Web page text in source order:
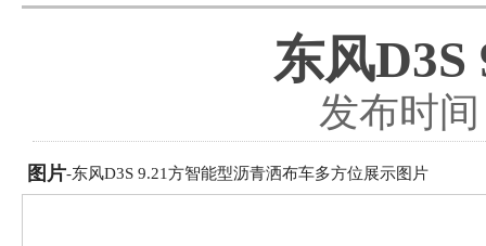
东风
发布时
图片-东风D3S 9.21方智能型沥青洒布车多方位展示图片